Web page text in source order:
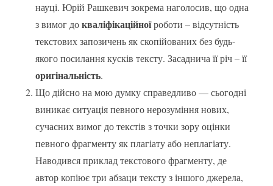
науці. Юрій Рашкевич зокрема наголосив, що одна
з вимог докваліфікаційноїроботи – відсутність
текстових запозичень як скопійованих без будь-
якого посилання кусків тексту. Засаднича її річ – її
оригінальність.
Що дійсно на мою думку справедливо — сьогодні
виникає ситуація певного нерозуміння нових,
сучасних вимог до текстів з точки зору оцінки
певного фрагменту як плагіату або неплагіату.
Наводився приклад текстового фрагменту, де
автор копіює три абзаци тексту з іншого джерела,